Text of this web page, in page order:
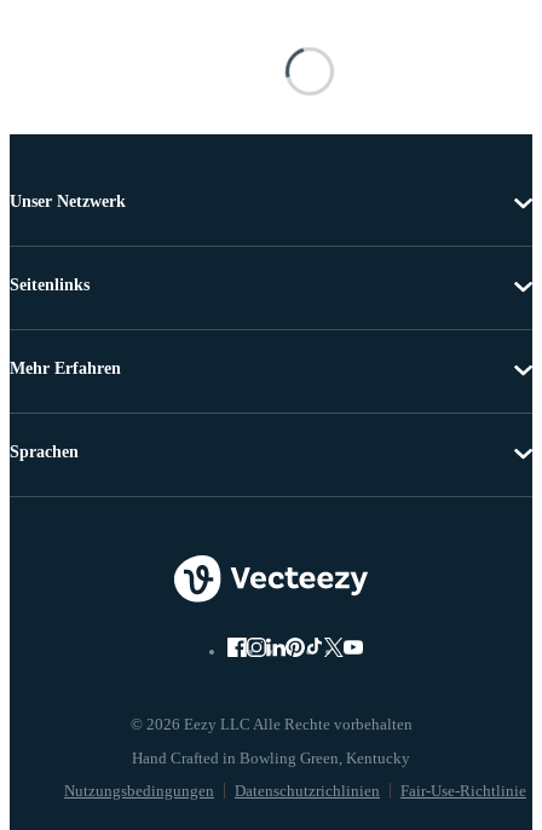
Unser Netzwerk
Seitenlinks
Mehr Erfahren
© 2026 Eezy LLC Alle Rechte vorbehalten
Nutzungsbedingungen Datenschutzrichlinien Fair-Use-Richtlinie
Sprachen